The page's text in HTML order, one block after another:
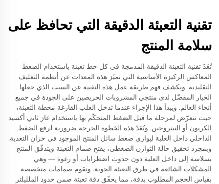
تقنية التعبئة الدقيقة التي تحافظ على
سلامة المنتج
تُعَدّ تقنية التعبئة الدقيقة المدمجة في كل خط تعبئة باستخدام الضغط
المعاكس الركيزة الأساسية التي تميّز هذه المعدات عن أنظمة التغليف
التقليدية. ويكشف فهم طريقة عمل هذه التقنية عن السبب الذي جعلها
الخيار المفضّل لدى منتجي المشروبات الحريصين على الجودة في جميع
أنحاء العالم. ويبدأ هذا الإجراء عندما تدخل العلب الفارغة محطة التعبئة،
حيث تتعرّض لمرحلة ما قبل الضغط المتحكّم بها باستخدام غاز ثاني أكسيد
الكربون أو النيتروجين. وتُعَدّ هذه الخطوة الحرجة ضرورية لرفع الضغط
الداخلي داخل العلبة ليوازي ضغط سائل المنتج الموجود في خزان التغذية.
وبمجرد تحقيق حالة التوازن الضغطي، يفتح صمام التعبئة ويتدفّق المنتج
بسلاسة إلى داخل العلبة دون حدوث اضطرابات أو رغوة — وهي
المشكلات الشائعة في طرق التعبئة الجوية. وتقوم صمامات متخصصة
بقياس الحجم المطلوب بدقة، مما يحقّق دقة تعبئة ضمن حدود الملليلتر